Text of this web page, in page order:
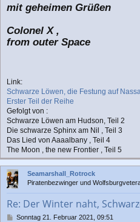
mit geheimen Grüßen
Colonel X ,
from outer Space
Link:
Schwarze Löwen, die Festung auf
Erster Teil der Reihe
Gefolgt von :
Schwarze Löwen am Hudson, Teil 2
Die schwarze Sphinx am Nil , Teil 3
Das Lied von Aaaalbany , Teil 4
The Moon , the new Frontier , Teil 5
Seamarshall_Rotrock
Piratenbezwinger und
Re: Der Winter naht,
BSonntag 21. Februar 2021, 09:51